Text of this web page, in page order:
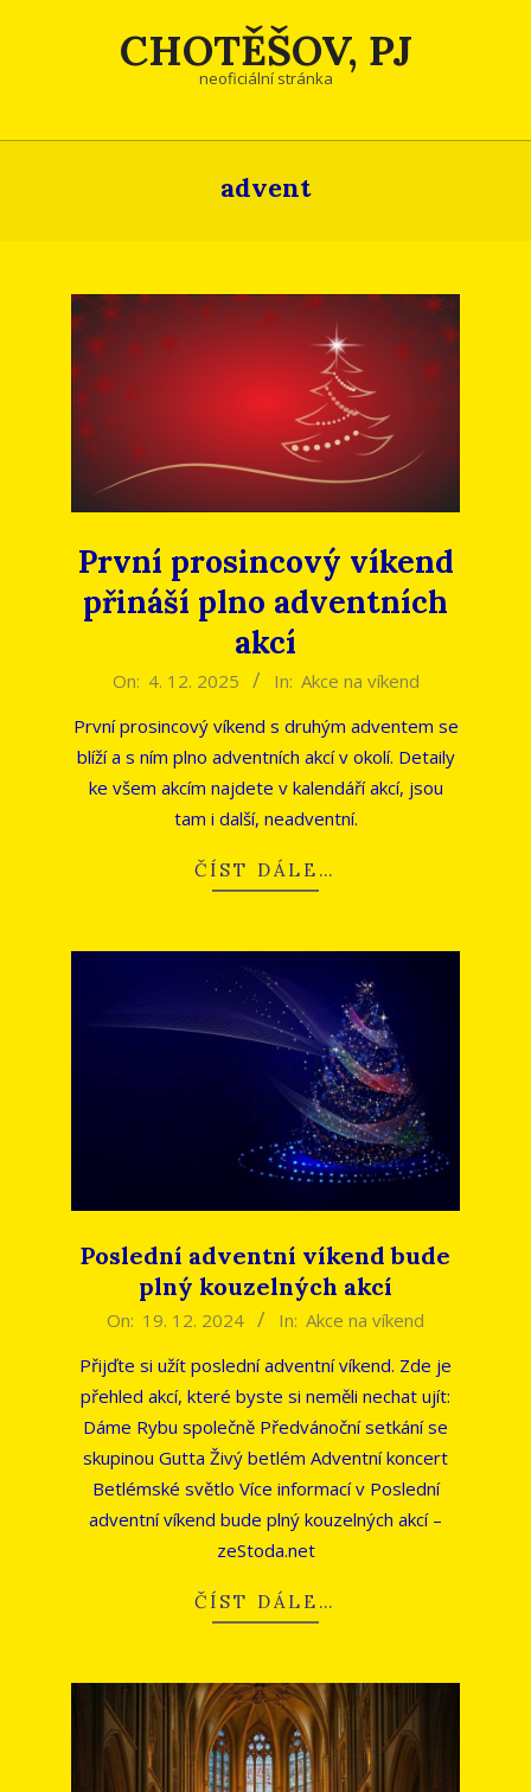
CHOTĚŠOV, PJ
neoficiální stránka
advent
První prosincový víkend
přináší plno adventních
akcí
2025-
04
On: 4. 12. 2025 In: Akce na víkend
První prosincový víkend s druhým adventem se
blíží a s ním plno adventních akcí v okolí. Detaily
ke všem akcím najdete v kalendáří akcí, jsou
tam i další, neadventní.
ČÍST DÁLE…
Poslední adventní víkend bude
plný kouzelných akcí
2024-
19
On: 19. 12. 2024 In: Akce na víkend
Přijďte si užít poslední adventní víkend. Zde je
přehled akcí, které byste si neměli nechat ujít:
Dáme Rybu společně Předvánoční setkání se
skupinou Gutta Živý betlém Adventní koncert
Betlémské světlo Více informací v Poslední
adventní víkend bude plný kouzelných akcí –
zeStoda.net
ČÍST DÁLE…